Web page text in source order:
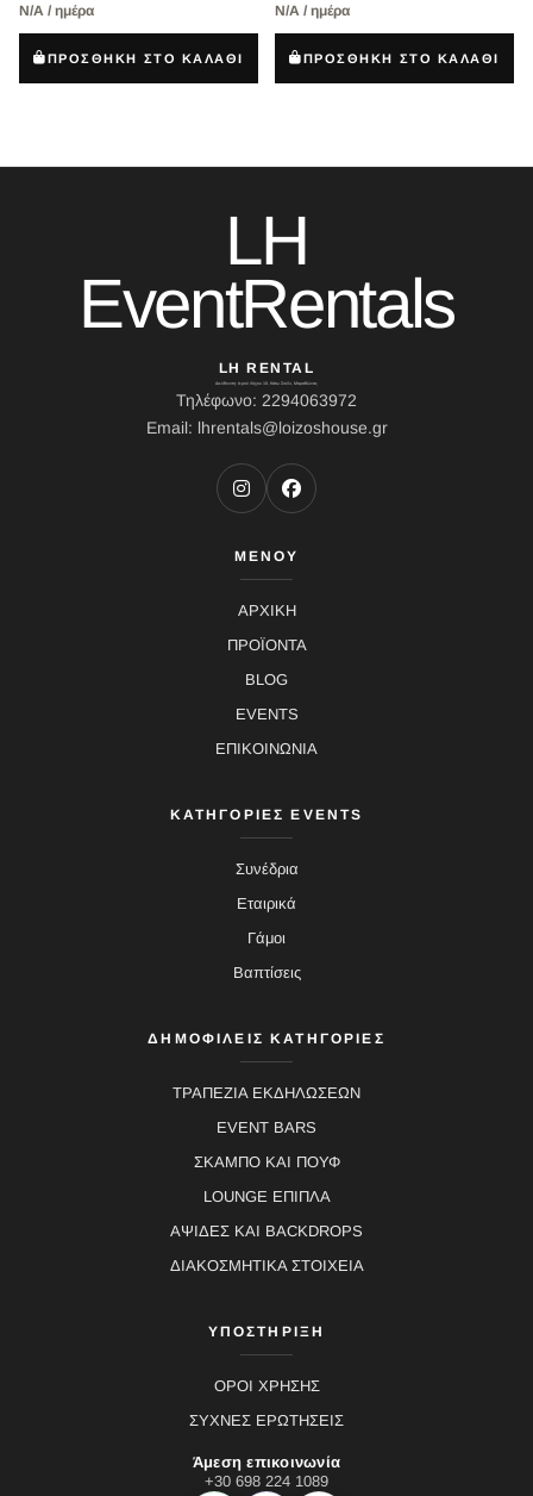
Ν/Α / ημέρα
ΠΡΟΣΘΗΚΗ ΣΤΟ ΚΑΛΑΘΙ
Ν/Α / ημέρα
ΠΡΟΣΘΗΚΗ ΣΤΟ ΚΑΛΑΘΙ
LH
EventRentals
LH RENTAL
Διεύθυνση: Ιερού Λόχου 10, Κάτω Σούλι, Μαραθώνας
Τηλέφωνο: 2294063972
Email: lhrentals@loizoshouse.gr
ΜΕΝΟΥ
ΑΡΧΙΚΗ
ΠΡΟΪΟΝΤΑ
BLOG
EVENTS
ΕΠΙΚΟΙΝΩΝΙΑ
ΚΑΤΗΓΟΡΙΕΣ EVENTS
Συνέδρια
Εταιρικά
Γάμοι
Βαπτίσεις
ΔΗΜΟΦΙΛΕΙΣ ΚΑΤΗΓΟΡΙΕΣ
ΤΡΑΠΕΖΙΑ ΕΚΔΗΛΩΣΕΩΝ
EVENT BARS
ΣΚΑΜΠΟ ΚΑΙ ΠΟΥΦ
LOUNGE ΕΠΙΠΛΑ
ΑΨΙΔΕΣ ΚΑΙ BACKDROPS
ΔΙΑΚΟΣΜΗΤΙΚΑ ΣΤΟΙΧΕΙΑ
ΥΠΟΣΤΗΡΙΞΗ
ΟΡΟΙ ΧΡΗΣΗΣ
ΣΥΧΝΕΣ ΕΡΩΤΗΣΕΙΣ
Άμεση επικοινωνία
+30 698 224 1089